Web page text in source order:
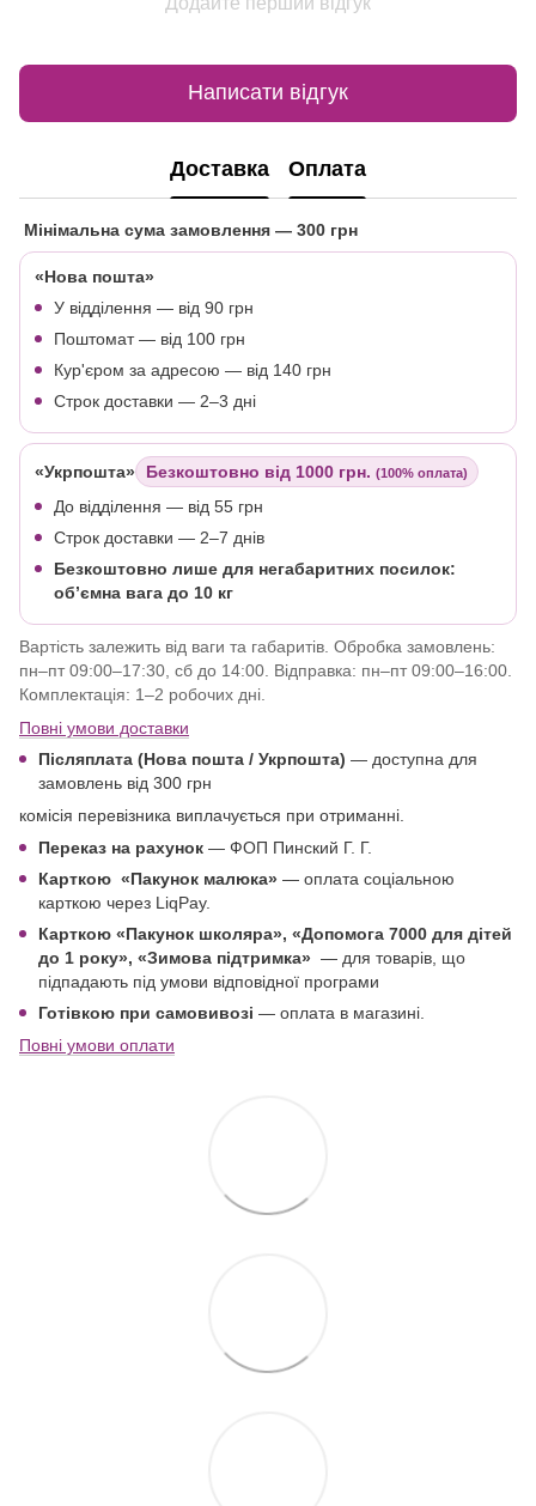
Написати відгук
Доставка Оплата
Мінімальна сума замовлення — 300 грн
«Нова пошта»
У відділення — від 90 грн
Поштомат — від 100 грн
Кур'єром за адресою — від 140 грн
Строк доставки — 2–3 дні
«Укрпошта» Безкоштовно від 1000 грн. (100% оплата)
До відділення — від 55 грн
Строк доставки — 2–7 днів
Безкоштовно лише для негабаритних посилок:
об’ємна вага до 10 кг
Вартість залежить від ваги та габаритів. Обробка замовлень:
пн–пт 09:00–17:30, сб до 14:00. Відправка: пн–пт 09:00–16:00.
Комплектація: 1–2 робочих дні.
Повні умови доставки
Післяплата (Нова пошта / Укрпошта) — доступна для
замовлень від 300 грн
комісія перевізника виплачується при отриманні.
Переказ на рахунок — ФОП Пинский Г. Г.
Карткою «Пакунок малюка» — оплата соціальною
карткою через LiqPay.
Карткою «Пакунок школяра», «Допомога 7000 для дітей
до 1 року», «Зимова підтримка» — для товарів, що
підпадають під умови відповідної програми
Готівкою при самовивозі — оплата в магазині.
Повні умови оплати